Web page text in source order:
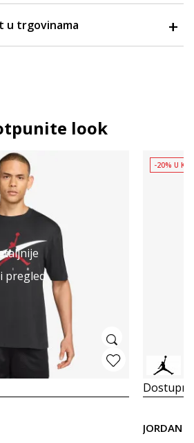
u trgovinama
look
pregled
-20% U
JORDAN